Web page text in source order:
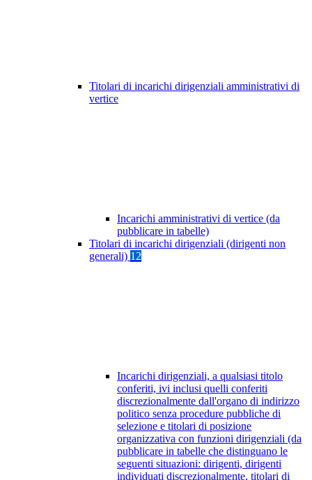
Titolari di incarichi dirigenziali amministrativi di
vertice
Incarichi amministrativi di vertice (da
pubblicare in tabelle)
Titolari di incarichi dirigenziali (dirigenti non
generali) 12
Incarichi dirigenziali, a qualsiasi titolo
conferiti, ivi inclusi quelli conferiti
discrezionalmente dall'organo di indirizzo
politico senza procedure pubbliche di
selezione e titolari di posizione
organizzativa con funzioni dirigenziali (da
pubblicare in tabelle che distinguano le
seguenti situazioni: dirigenti, dirigenti
individuati discrezionalmente, titolari di